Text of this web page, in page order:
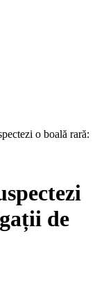
o boală rară:
de